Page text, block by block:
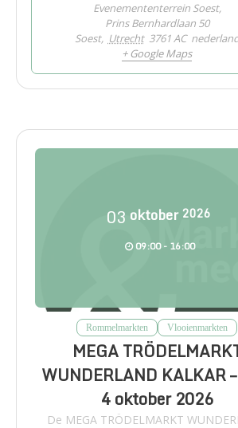
Evenemententerrein Soest,
Prins Bernhardlaan 50
Soest, Utrecht 3761 AC
+ Google Maps
03 oktober 2026
09:00 - 16:00
Rommelmarkten Vlooienmarkten
MEGA
WUNDERLAND KALKAR
4 oktober 2026
De MEGA TRÖDELMARKT